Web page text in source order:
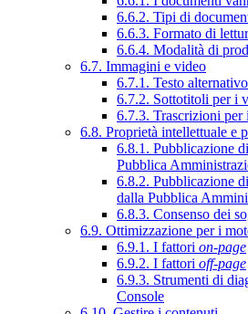
6.6.2. Tipi di
6.6.3. Formato di
6.6.4. Modalità di
6.7. Immagini e video
6.7.1. Testo
6.7.2. Sottotitoli per i
6.7.3. Trascrizioni per
6.8. Proprietà intellettuale e
6.8.1. Pubblicazione
Pubblica
6.8.2. Pubblicazione
dalla Pubblica
6.8.3. Consenso dei
6.9. Ottimizzazione per i
6.9.1. I fattori on-page
6.9.2. I fattori off-page
6.9.3. Strumenti di
Console